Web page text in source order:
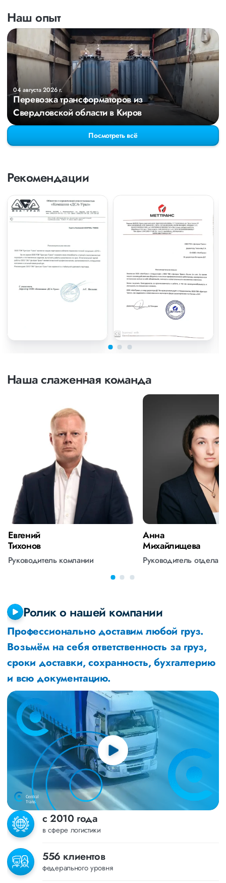
Наш опыт
04 августа 2026 г.
Перевозка трансформаторов из
Свердловской области в Киров
Посмотреть всё
Рекомендации
Наша слаженная команда
Евгений
Тихонов
Руководитель компании
Анна
Михайлищева
Руководитель отдела
Ролик о нашей компании
Профессионально доставим любой груз.
Возьмём на себя ответственность за груз,
сроки доставки, сохранность, бухгалтерию
и всю документацию.
с 2010 года
в сфере логистики
556 клиентов
федерального уровня